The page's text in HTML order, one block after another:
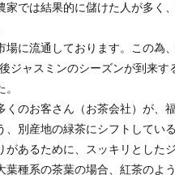
では結果的に儲けた人が多く
に流通しております。この為
ジャスミンのシーズンが到来す
のお客さん（お茶会社）が、
別産地の緑茶にシフトしている
あるために、スッキリとした
種系の茶葉の場合、紅茶のよ